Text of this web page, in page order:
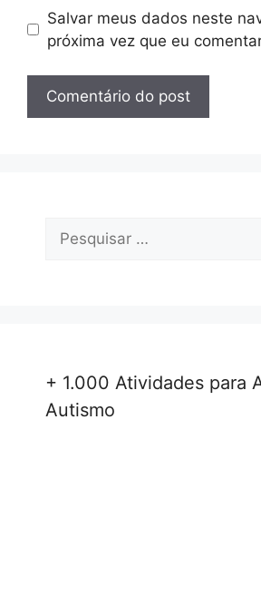
Salvar meus dados neste
próxima vez que eu
Pesquisar
+ 1.000 Atividades para
Autismo